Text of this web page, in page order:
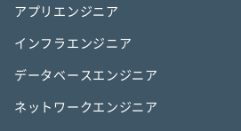
アプリエンジニア
インフラエンジニア
データベースエンジニア
ネットワークエンジニア